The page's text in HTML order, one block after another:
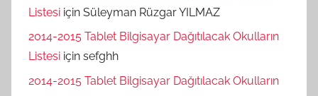
Listesi için Süleyman Rüzgar YILMAZ
2014-2015 Tablet Bilgisayar Dağıtılacak Okulların
Listesi için sefghh
2014-2015 Tablet Bilgisayar Dağıtılacak Okulların